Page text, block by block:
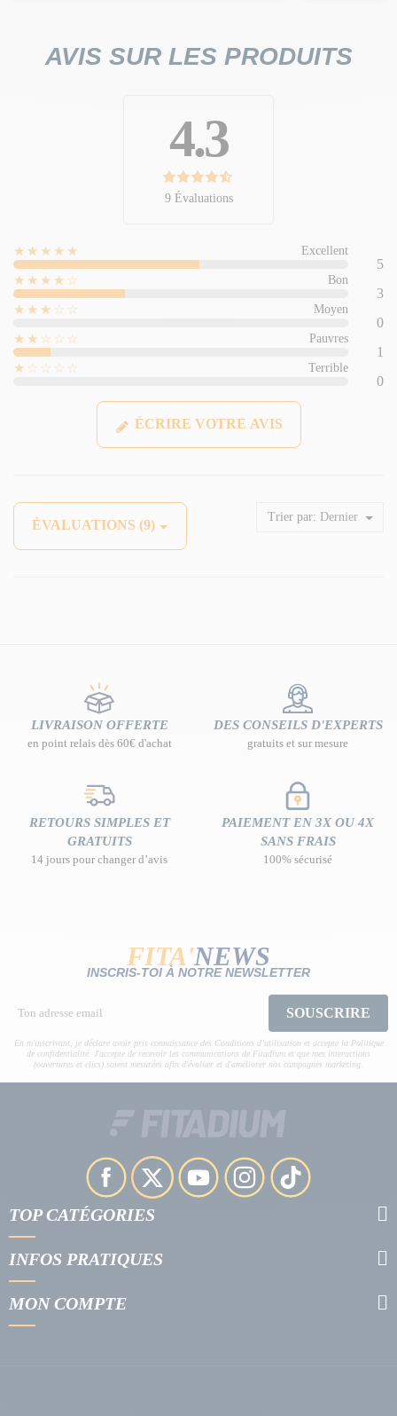
AVIS SUR LES PRODUITS
4.3
9 Évaluations
★★★★★ Excellent
5
★★★★☆
Bon
3
★★★☆☆
Moyen
0
★★☆☆☆
Pauvres
1
★☆☆☆☆
Terrible
0
ÉCRIRE VOTRE AVIS
ÉVALUATIONS (9)
Trier par: Dernier
LIVRAISON OFFERTE
en point relais dès 60€ d'achat
DES CONSEILS D'EXPERTS
gratuits et sur mesure
RETOURS SIMPLES ET
GRATUITS
14 jours pour changer d’avis
PAIEMENT EN 3X OU 4X
SANS FRAIS
100% sécurisé
FITA'NEWS
INSCRIS-TOI À NOTRE NEWSLETTER
SOUSCRIRE
En m'inscrivant, je déclare avoir pris connaissance des Conditions d’utilisation et accepte la Politique
de confidentialité. J'accepte de recevoir les communications de Fitadium et que mes interactions
(ouvertures et clics) soient mesurées afin d'évaluer et d'améliorer nos campagnes marketing.
TOP CATÉGORIES
INFOS PRATIQUES
MON COMPTE